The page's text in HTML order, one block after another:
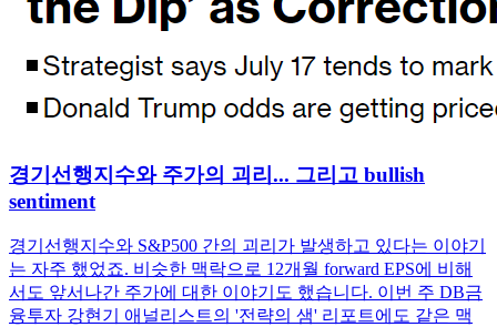
경기선행지수와 주가의 괴리... 그리고 bullish
sentiment
경기선행지수와 S&P500 간의 괴리가 발생하고 있다는 이야기
는 자주 했었죠. 비슷한 맥락으로 12개월 forward EPS에 비해
서도 앞서나간 주가에 대한 이야기도 했습니다. 이번 주 DB금
융투자 강현기 애널리스트의 '전략의 샘' 리포트에도 같은 맥